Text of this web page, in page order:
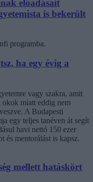
előadásait
is bekerült
programba.
ha egy évig a
vagy szakra, amit
okok miatt eddig nem
A Budapesti
egy teljes tanéven át segít
havi nettó 150 ezer
és mentorálást is kapsz.
mellett hatáskört